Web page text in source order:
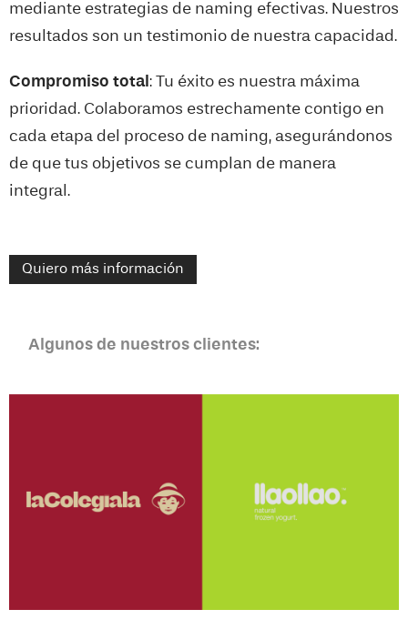
mediante estrategias de naming efectivas. Nuestros
resultados son un testimonio de nuestra capacidad.
Compromiso total : Tu éxito es nuestra máxima
prioridad. Colaboramos estrechamente contigo en
cada etapa del proceso de naming, asegurándonos
de que tus objetivos se cumplan de manera
integral.
Quiero más información